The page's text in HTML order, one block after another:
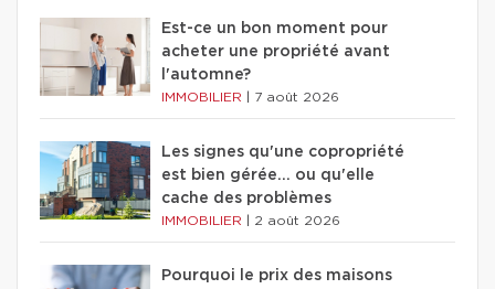
Est-ce un bon moment pour
acheter une propriété avant
l'automne?
IMMOBILIER 7 août 2026
Les signes qu'une copropriété
est bien gérée… ou qu'elle
cache des problèmes
IMMOBILIER 2 août 2026
Pourquoi le prix des maisons